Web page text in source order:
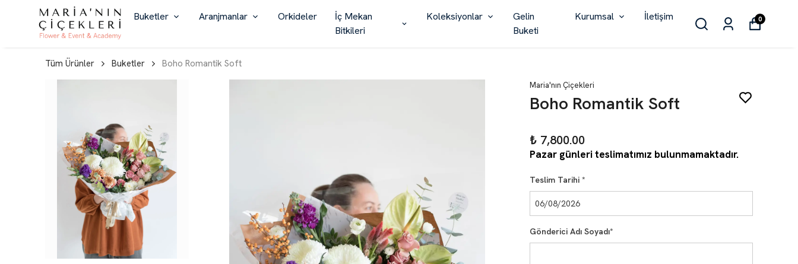
Buketler Aranjmanlar Orkideler
İç Mekan
Bitkileri
Koleksiyonlar
Gelin
Buketi
Kurumsal İletişim 0
Tüm Ürünler Buketler Boho Romantik Soft
Maria'nın Çiçekleri
Boho Romantik Soft
₺ 7,800.00
Pazar günleri teslimatımız bulunmamaktadır.
Teslim Tarihi *
Gönderici Adı Soyadı*